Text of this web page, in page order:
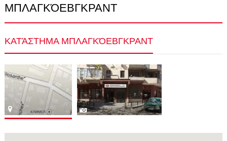
ΜΠΛΑΓΚΌΕΒΓΚΡΑΝΤ
ΚΑΤΆΣΤΗΜΑ ΜΠΛΑΓΚΌΕΒΓΚΡΑΝΤ